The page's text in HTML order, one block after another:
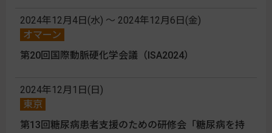
2024年12月4日(水) 〜 2024年12月6日(金)
オマーン
第20回国際動脈硬化学会議（ISA2024）
2024年12月1日(日)
東京
第13回糖尿病患者支援のための研修会「糖尿病を持